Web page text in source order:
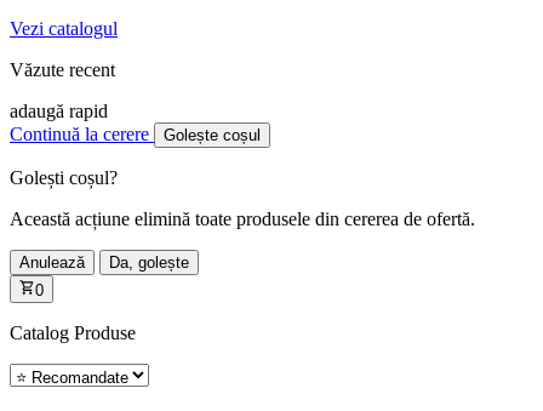
Vezi catalogul
Văzute recent
adaugă rapid
Continuă la cerere
Golește coșul
Golești coșul?
Această acțiune elimină toate produsele din cererea de ofertă.
Anulează
Da, golește
0
Catalog Produse